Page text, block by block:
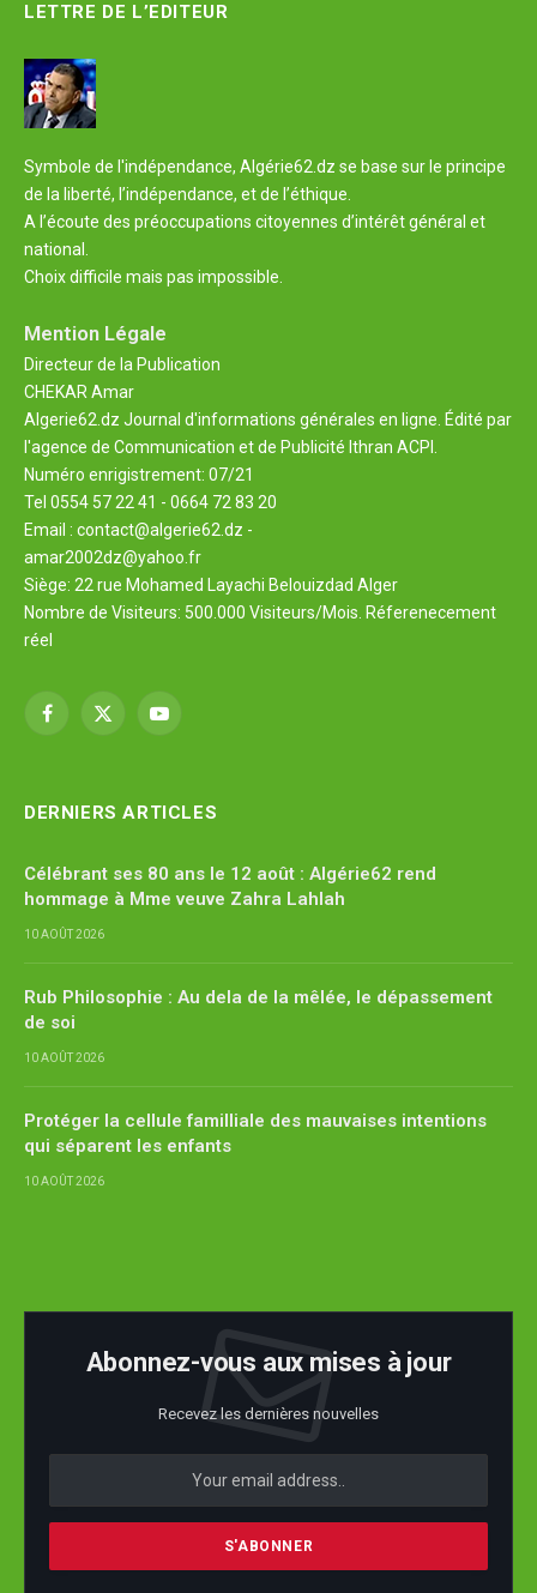
LETTRE DE L’EDITEUR
Symbole de l'indépendance, Algérie62.dz se base sur le principe
de la liberté, l’indépendance, et de l’éthique.
A l’écoute des préoccupations citoyennes d’intérêt général et
national.
Choix difficile mais pas impossible.
Mention Légale
Directeur de la Publication
CHEKAR Amar
Algerie62.dz Journal d'informations générales en ligne. Édité par
l'agence de Communication et de Publicité Ithran ACPI.
Numéro enrigistrement: 07/21
Tel 0554 57 22 41 - 0664 72 83 20
Email : contact@algerie62.dz -
amar2002dz@yahoo.fr
Siège: 22 rue Mohamed Layachi Belouizdad Alger
Nombre de Visiteurs: 500.000 Visiteurs/Mois. Réferenecement
réel
Facebook
X
YouTube
DERNIERS ARTICLES
Célébrant ses 80 ans le 12 août : Algérie62 rend
hommage à Mme veuve Zahra Lahlah
10 AOÛT 2026
Rub Philosophie : Au dela de la mêlée, le dépassement
de soi
10 AOÛT 2026
Protéger la cellule familliale des mauvaises intentions
qui séparent les enfants
10 AOÛT 2026
Abonnez-vous aux mises à jour
Recevez les dernières nouvelles